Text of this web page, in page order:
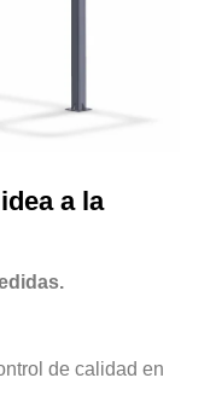
a la
de calidad en